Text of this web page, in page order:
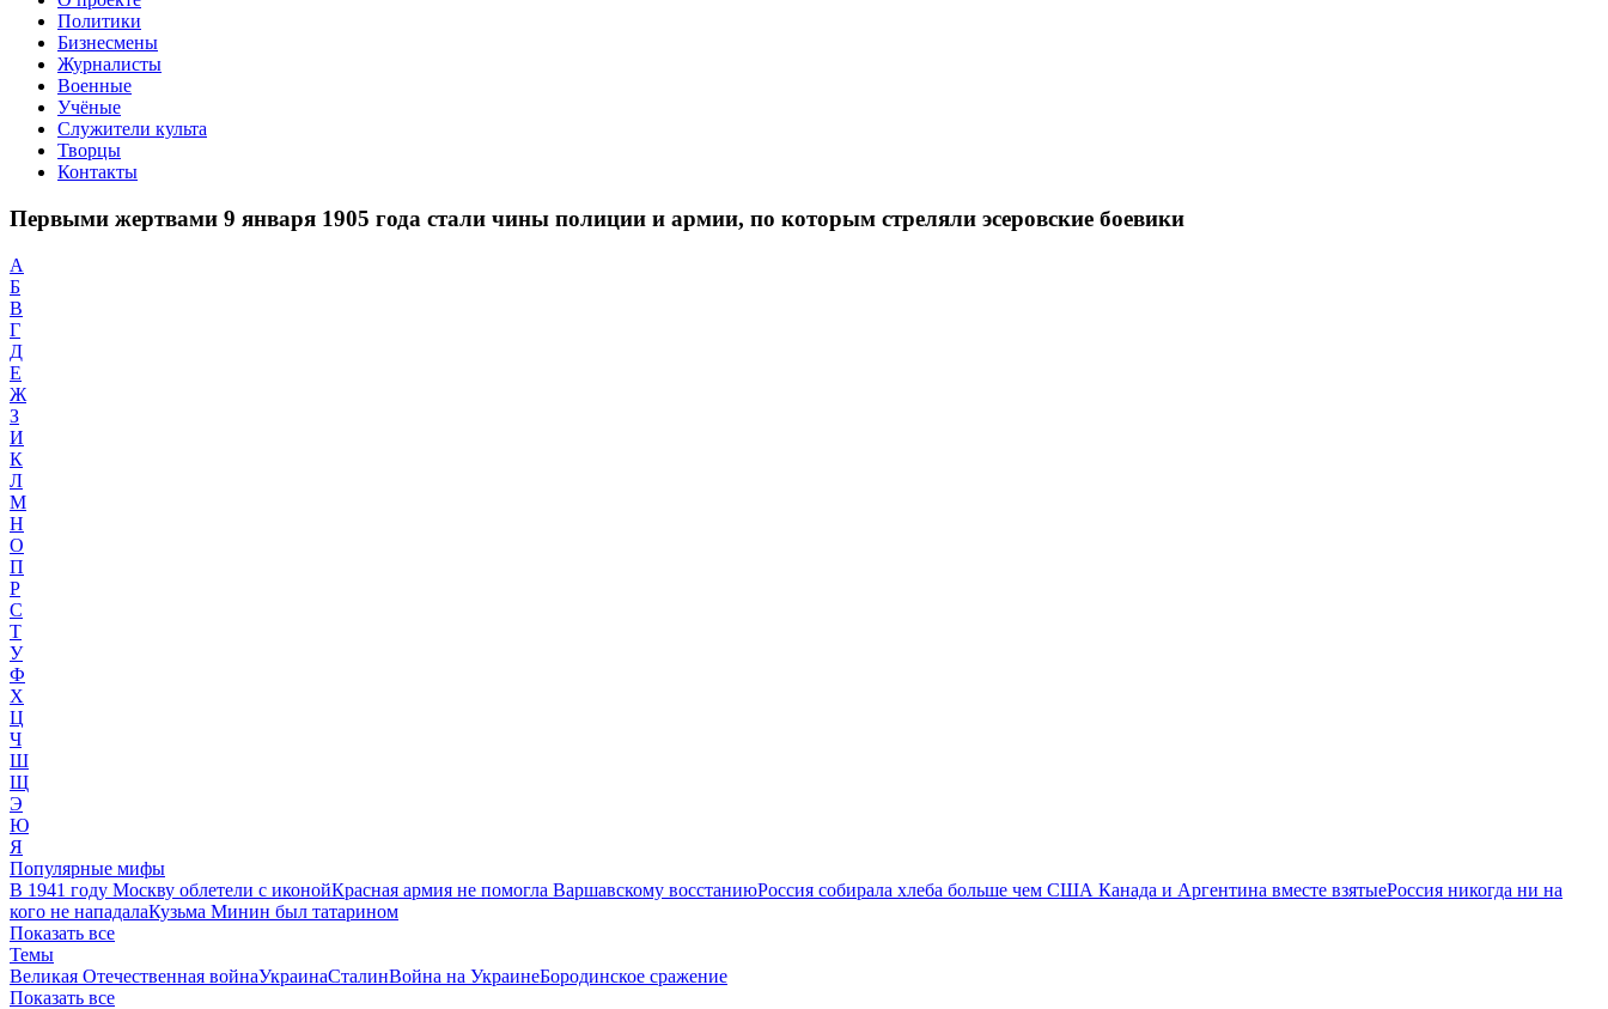
Политики
Бизнесмены
Журналисты
Военные
Учёные
Служители культа
Творцы
Контакты
Первыми жертвами 9 января 1905 года стали чины полиции и армии, по которым стреляли эсеровские боевики
А
Б
В
Г
Д
Е
Ж
З
И
К
Л
М
Н
О
П
Р
С
Т
У
Ф
Х
Ц
Ч
Ш
Щ
Э
Ю
Я
Популярные мифы
В 1941 году Москву облетели с иконойКрасная армия не помогла Варшавскому восстаниюРоссия собирала хлеба больше чем США Канада и Аргентина вместе взятыеРоссия никогда ни на
кого не нападалаКузьма Минин был татарином
Показать все
Темы
Великая Отечественная войнаУкраинаСталинВойна на УкраинеБородинское сражение
Показать все